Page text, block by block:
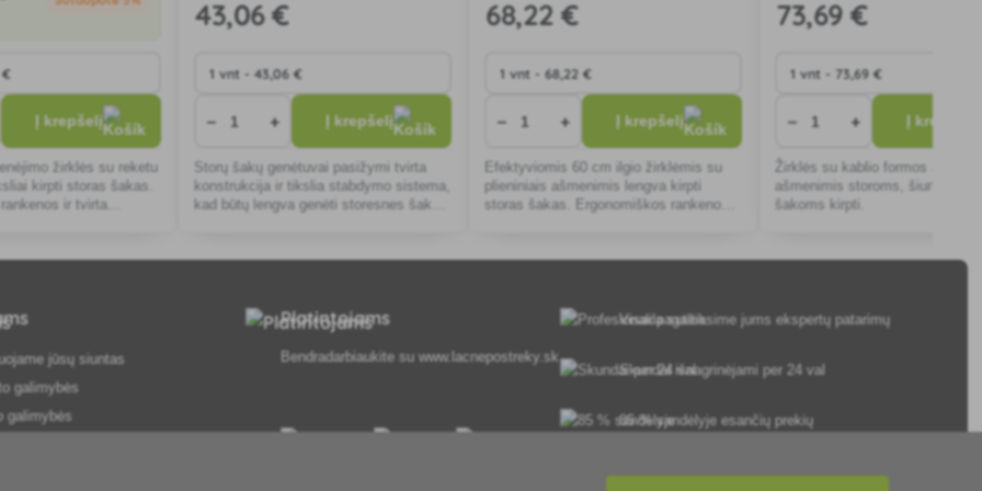
Į krepšelį
žirklės su reketu
kirpti storas šakas.
ir tvirta
43,06 €
− + Į krepšelį
Storų šakų genėtuvai pasižymi tvirta
konstrukcija ir tikslia stabdymo sistema,
kad būtų lengva genėti storesnes šakas,
68,22 €
− + Į krepšelį
Efektyviomis 60 cm ilgio žirklėmis su
plieniniais ašmenimis lengva kirpti
storas šakas. Ergonomiškos rankenos
73,69 €
− + Į krepšelį
Žirklės su kablio formos
ašmenimis storoms,
šakoms kirpti.
jūsų siuntas
galimybės
galimybės
Platintojams
Bendradarbiaukite suwww.lacnepostreky.sk
Visada suteiksime jums ekspertų patarimų
Skundai išnagrinėjami per 24 val
85 % sandėlyje esančių prekių